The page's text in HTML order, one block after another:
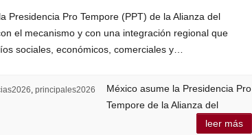
Presidencia Pro Tempore (PPT) de la Alianza del
el mecanismo y con una integración regional que
sociales, económicos, comerciales y…
, principales2026
México asume la Presidencia Pro
Tempore de la Alianza del
leer más